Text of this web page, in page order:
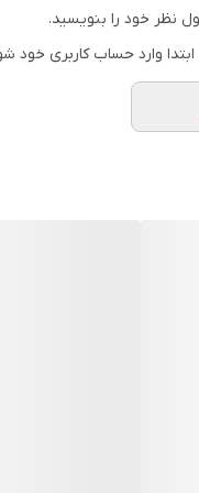
نظر خود را بنویسید.
وارد حساب کاربری خود